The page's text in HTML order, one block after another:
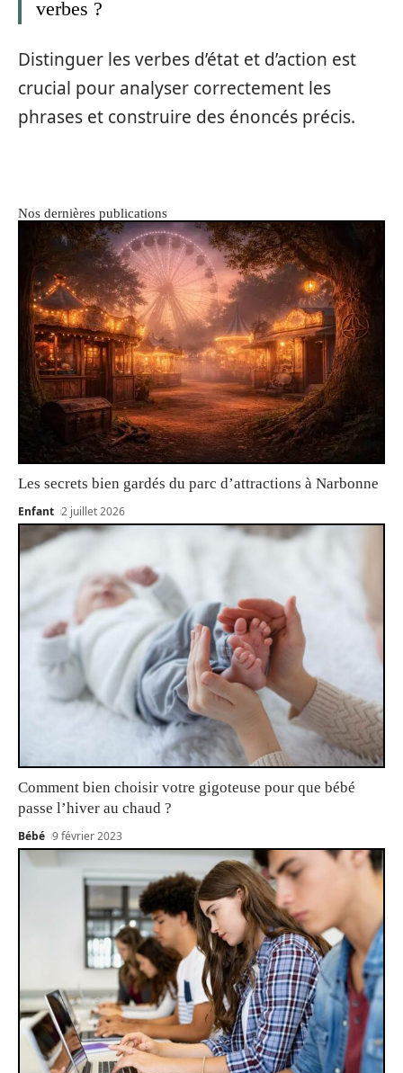
verbes ?
Distinguer les verbes d’état et d’action est
crucial pour analyser correctement les
phrases et construire des énoncés précis.
Nos dernières publications
Les secrets bien gardés du parc d’attractions à Narbonne
Enfant 2 juillet 2026
Comment bien choisir votre gigoteuse pour que bébé
passe l’hiver au chaud ?
Bébé 9 février 2023